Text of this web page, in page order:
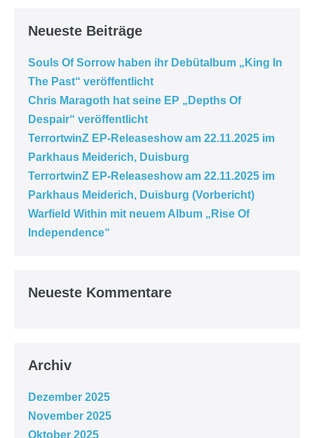
Neueste Beiträge
Souls Of Sorrow haben ihr Debütalbum „King In
The Past“ veröffentlicht
Chris Maragoth hat seine EP „Depths Of
Despair“ veröffentlicht
TerrortwinZ EP-Releaseshow am 22.11.2025 im
Parkhaus Meiderich, Duisburg
TerrortwinZ EP-Releaseshow am 22.11.2025 im
Parkhaus Meiderich, Duisburg (Vorbericht)
Warfield Within mit neuem Album „Rise Of
Independence“
Neueste Kommentare
Archiv
Dezember 2025
November 2025
Oktober 2025